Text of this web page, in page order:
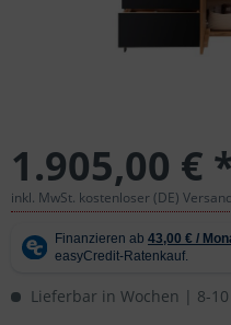
1.905,00 €
inkl. MwSt. kostenloser (DE) Versand
Lieferbar in Wochen | 8-10